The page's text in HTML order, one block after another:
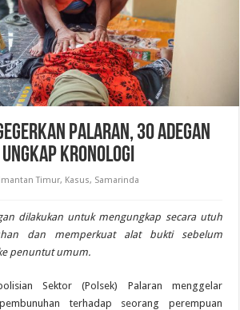
Palaran, 30 Adegan
Kronologi
Timur, Kasus, Samarinda
dilakukan untuk mengungkap secara utuh
dan memperkuat alat bukti sebelum
penuntut umum.
Sektor (Polsek) Palaran menggelar
terhadap seorang perempuan